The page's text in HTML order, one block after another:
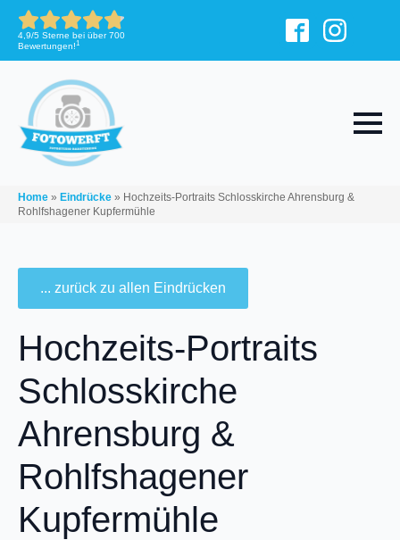
4,9/5 Sterne bei über 700
Bewertungen!1
Home » Eindrücke » Hochzeits-Portraits Schlosskirche Ahrensburg &
Rohlfshagener Kupfermühle
... zurück zu allen Eindrücken
Hochzeits-Portraits
Schlosskirche
Ahrensburg &
Rohlfshagener
Kupfermühle